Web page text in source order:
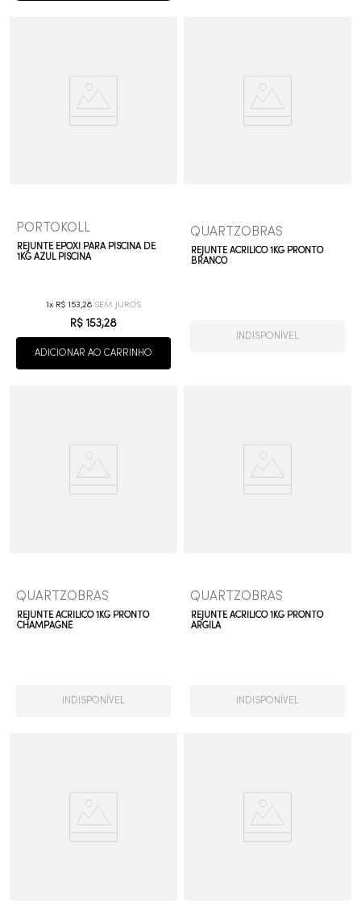
PORTOKOLL
REJUNTE EPOXI PARA PISCINA DE
1KG AZUL PISCINA
1 R$ 153,28
R$ 153,28
ADICIONAR AO CARRINHO
QUARTZOBRAS
REJUNTE ACRILICO 1KG PRONTO
BRANCO
INDISPONÍVEL
QUARTZOBRAS
REJUNTE ACRILICO 1KG PRONTO
CHAMPAGNE
INDISPONÍVEL
QUARTZOBRAS
REJUNTE ACRILICO 1KG PRONTO
ARGILA
INDISPONÍVEL